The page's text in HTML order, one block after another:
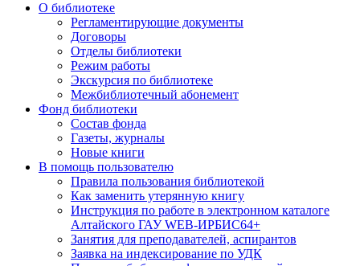
О библиотеке
Регламентирующие документы
Договоры
Отделы библиотеки
Режим работы
Экскурсия по библиотеке
Межбиблиотечный абонемент
Фонд библиотеки
Состав фонда
Газеты, журналы
Новые книги
В помощь пользователю
Правила пользования библиотекой
Как заменить утерянную книгу
Инструкция по работе в электронном каталоге
Алтайского ГАУ WEB-ИРБИС64+
Занятия для преподавателей, аспирантов
Заявка на индексирование по УДК